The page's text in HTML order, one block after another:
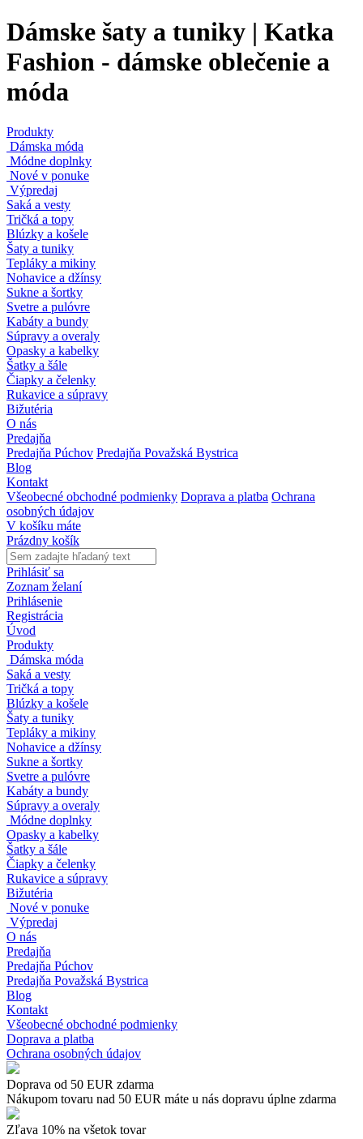
Dámske šaty a tuniky | Katka
Fashion - dámske oblečenie a
móda
Produkty
Dámska móda
Módne doplnky
Nové v ponuke
Výpredaj
Saká a vesty
Tričká a topy
Blúzky a košele
Šaty a tuniky
Tepláky a mikiny
Nohavice a džínsy
Sukne a šortky
Svetre a pulóvre
Kabáty a bundy
Súpravy a overaly
Opasky a kabelky
Šatky a šále
Čiapky a čelenky
Rukavice a súpravy
Bižutéria
O nás
Predajňa
Predajňa Púchov Predajňa Považská Bystrica
Blog
Kontakt
Všeobecné obchodné podmienky Doprava a platba Ochrana
osobných údajov
V košíku máte
Prázdny košík
Prihlásiť sa
Zoznam želaní
Prihlásenie
Registrácia
Úvod
Produkty
Dámska móda
Saká a vesty
Tričká a topy
Blúzky a košele
Šaty a tuniky
Tepláky a mikiny
Nohavice a džínsy
Sukne a šortky
Svetre a pulóvre
Kabáty a bundy
Súpravy a overaly
Módne doplnky
Opasky a kabelky
Šatky a šále
Čiapky a čelenky
Rukavice a súpravy
Bižutéria
Nové v ponuke
Výpredaj
O nás
Predajňa
Predajňa Púchov
Predajňa Považská Bystrica
Blog
Kontakt
Všeobecné obchodné podmienky
Doprava a platba
Ochrana osobných údajov
Doprava od 50 EUR zdarma
Nákupom tovaru nad 50 EUR máte u nás dopravu úplne zdarma
Zľava 10% na všetok tovar